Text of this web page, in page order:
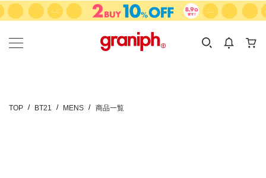
カテゴリーから探す
KIDS
カテゴリ
サイズ
TOP BT21 MENS 商品一覧